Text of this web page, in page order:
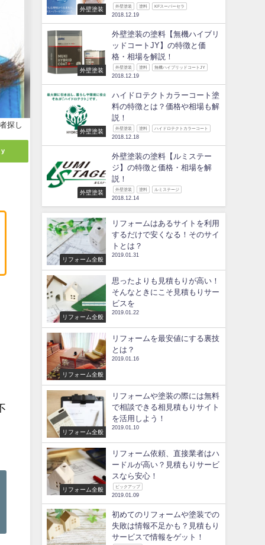
探し
外壁塗装 外壁塗装 塗料 KFスーパーセラ
2018.12.19
外壁塗装
外壁塗装の塗料【無機ハイブリ
ッドコートJY】の特徴と価
格・相場を解説！
外壁塗装 塗料 無機ハイブリッドコートJY
2018.12.19
外壁塗装
ハイドロテクトカラーコート塗
料の特徴とは？価格や相場も解
説！
外壁塗装 塗料 ハイドロテクトカラーコート
2018.12.18
外壁塗装
外壁塗装の塗料【ルミステー
ジ】の特徴と価格・相場を解
説！
外壁塗装 塗料 ルミステージ
2018.12.14
リフォーム全般
リフォームはあるサイトを利用
するだけで安くなる！そのサイ
トとは？
2019.01.31
リフォーム全般
思ったよりも見積もりが高い！
そんなときにこそ見積もりサー
ビスを
2019.01.22
リフォーム全般
リフォームを最安値にする裏技
とは？
2019.01.16
リフォーム全般
リフォームや塗装の際には無料
で相談できる相見積もりサイト
を活用しよう！
2019.01.10
リフォーム全般
リフォーム依頼、直接業者はハ
ードルが高い？見積もりサービ
スなら安心！
ピックアップ
2019.01.09
初めてのリフォームや塗装での
失敗は情報不足かも？見積もり
サービスで情報をゲット！